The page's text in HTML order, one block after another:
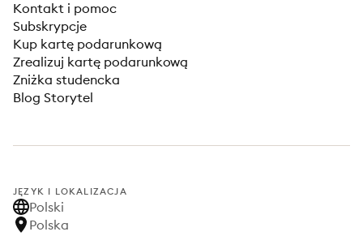
Kontakt i pomoc
Subskrypcje
Kup kartę podarunkową
Zrealizuj kartę podarunkową
Zniżka studencka
Blog Storytel
JĘZYK I LOKALIZACJA
Polski
Polska